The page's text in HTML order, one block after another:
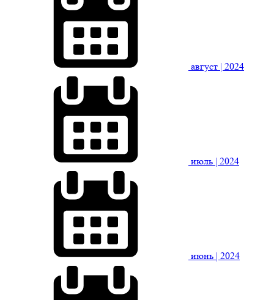
август | 2024
июль | 2024
июнь | 2024